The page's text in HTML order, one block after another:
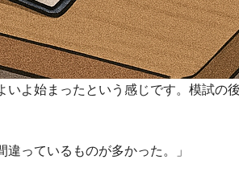
よ始まったという感じです。模試の
っているものが多かった。」